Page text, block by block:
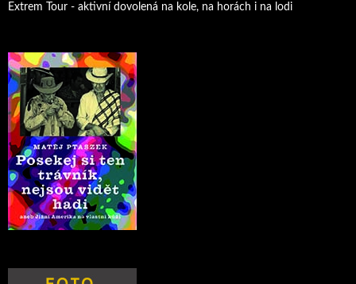
Extrem Tour - aktivní dovolená na kole, na horách i na lodi